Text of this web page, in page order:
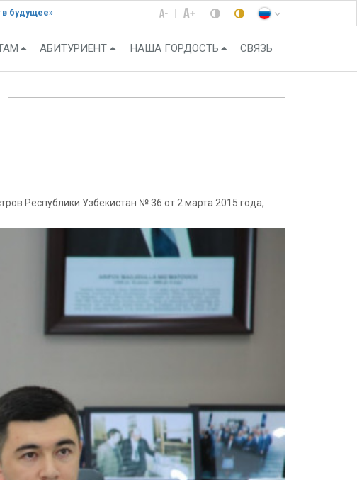
в будущее»
АБИТУРИЕНТ НАША ГОРДОСТЬ СВЯЗЬ
Республики Узбекистан № 36 от 2 марта 2015 года,